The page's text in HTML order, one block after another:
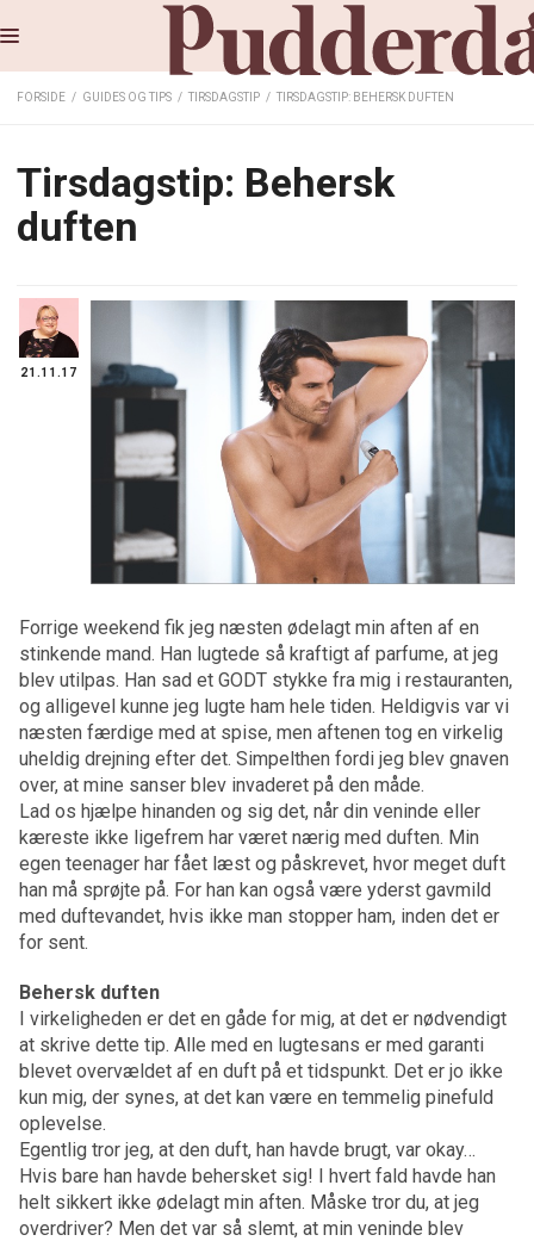
FORSIDE / GUIDES OG TIPS / TIRSDAGSTIP / TIRSDAGSTIP: BEHERSK DUFTEN
Tirsdagstip: Behersk
duften
21.11.17
Forrige weekend fik jeg næsten ødelagt min aften af en
stinkende mand. Han lugtede så kraftigt af parfume, at jeg
blev utilpas. Han sad et GODT stykke fra mig i restauranten,
og alligevel kunne jeg lugte ham hele tiden. Heldigvis var vi
næsten færdige med at spise, men aftenen tog en virkelig
uheldig drejning efter det. Simpelthen fordi jeg blev gnaven
over, at mine sanser blev invaderet på den måde.
Lad os hjælpe hinanden og sig det, når din veninde eller
kæreste ikke ligefrem har været nærig med duften. Min
egen teenager har fået læst og påskrevet, hvor meget duft
han må sprøjte på. For han kan også være yderst gavmild
med duftevandet, hvis ikke man stopper ham, inden det er
for sent.
Behersk duften
I virkeligheden er det en gåde for mig, at det er nødvendigt
at skrive dette tip. Alle med en lugtesans er med garanti
blevet overvældet af en duft på et tidspunkt. Det er jo ikke
kun mig, der synes, at det kan være en temmelig pinefuld
oplevelse.
Egentlig tror jeg, at den duft, han havde brugt, var okay…
Hvis bare han havde behersket sig! I hvert fald havde han
helt sikkert ikke ødelagt min aften. Måske tror du, at jeg
overdriver? Men det var så slemt, at min veninde blev